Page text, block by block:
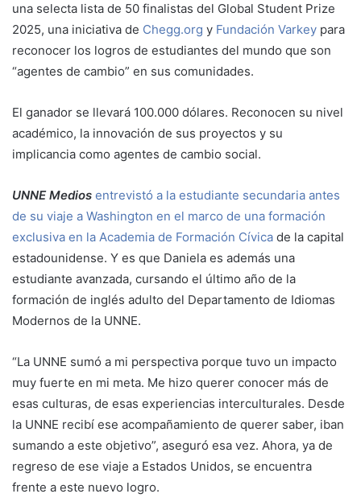
una selecta lista de 50 finalistas del Global Student Prize
2025, una iniciativa de Chegg.org y Fundación Varkey para
reconocer los logros de estudiantes del mundo que son
“agentes de cambio” en sus comunidades.
El ganador se llevará 100.000 dólares. Reconocen su nivel
académico, la innovación de sus proyectos y su
implicancia como agentes de cambio social.
UNNE Medios entrevistó a la estudiante secundaria antes
de su viaje a Washington en el marco de una formación
exclusiva en la Academia de Formación Cívica de la capital
estadounidense. Y es que Daniela es además una
estudiante avanzada, cursando el último año de la
formación de inglés adulto del Departamento de Idiomas
Modernos de la UNNE.
“La UNNE sumó a mi perspectiva porque tuvo un impacto
muy fuerte en mi meta. Me hizo querer conocer más de
esas culturas, de esas experiencias interculturales. Desde
la UNNE recibí ese acompañamiento de querer saber, iban
sumando a este objetivo”, aseguró esa vez. Ahora, ya de
regreso de ese viaje a Estados Unidos, se encuentra
frente a este nuevo logro.